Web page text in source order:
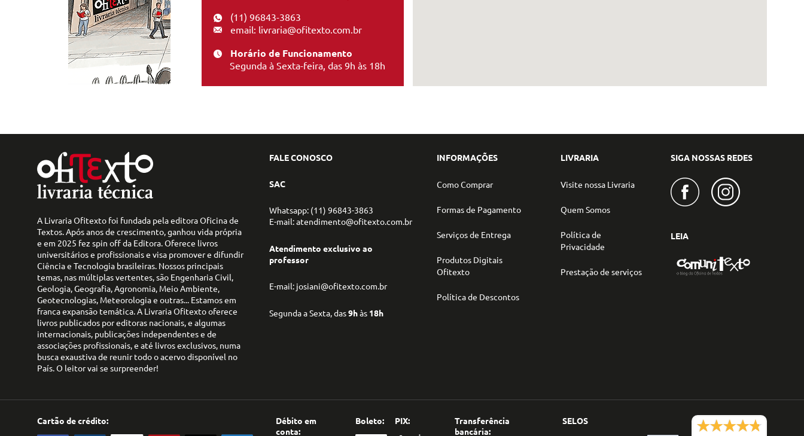
(11) 96843-3863
email: livraria@ofitexto.com.br
Horário de Funcionamento
Segunda à Sexta-feira, das 9h às 18h
A Livraria Ofitexto foi fundada pela editora Oficina de
Textos. Após anos de crescimento, ganhou vida própria
e em 2025 fez spin off da Editora. Oferece livros
universitários e profissionais e visa promover e difundir
Ciência e Tecnologia brasileiras. Nossos principais
temas, nas múltiplas vertentes, são Engenharia Civil,
Geologia, Geografia, Agronomia, Meio Ambiente,
Geotecnologias, Meteorologia e outras... Estamos em
franca expansão temática. A Livraria Ofitexto oferece
livros publicados por editoras nacionais, e algumas
internacionais, publicações independentes e de
associações profissionais, e até livros exclusivos, numa
busca exaustiva de reunir todo o acervo disponível no
País. O leitor vai se surpreender!
FALE CONOSCO
SAC
Whatsapp: (11) 96843-3863
E-mail: atendimento@ofitexto.com.br
Atendimento exclusivo ao
professor
E-mail: josiani@ofitexto.com.br
Segunda a Sexta, das9hàs 18h
INFORMAÇÕES
Como Comprar
Formas de Pagamento
Serviços de Entrega
Produtos Digitais
Ofitexto
Política de Descontos
LIVRARIA
Visite nossa Livraria
Quem Somos
Política de
Privacidade
Prestação de serviços
SIGA NOSSAS REDES
LEIA
Cartão de crédito:
Débito em
conta:
Boleto: PIX:
Transferência
bancária:
SELOS